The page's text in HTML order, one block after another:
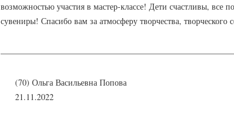
возможностью участия в мастер-классе! Дети счастливы, все
сувениры! Спасибо вам за атмосферу творчества,
(70) Ольга Васильевна Попова
21.11.2022